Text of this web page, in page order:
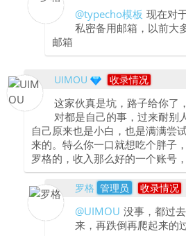
@typecho模板 现在对
私密备用邮箱，以前大
邮箱
UIMOU 收录情况
这家伙真是坑，路子给你了
对都是自己的事，过来耐别
自己原来也是小白，也是满满尝
来的。特么你一口就想吃个胖子
罗格的，收入那么好的一个账号，
罗格 管理员 收录情况
@UIMOU 没事，都过
来，再跌倒再爬起来的